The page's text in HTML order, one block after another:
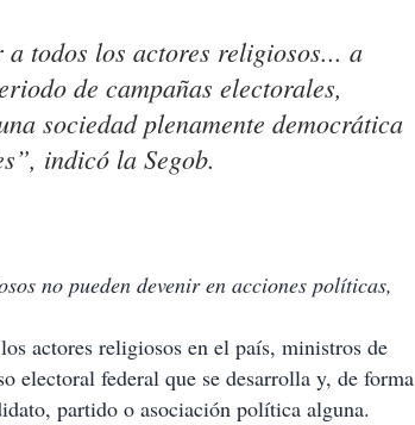
todos los actores religiosos... a
de campañas electorales,
sociedad plenamente democrática
indicó la Segob.
no pueden devenir en acciones políticas,
actores religiosos en el país, ministros de
electoral federal que se desarrolla y, de forma
partido o asociación política alguna.